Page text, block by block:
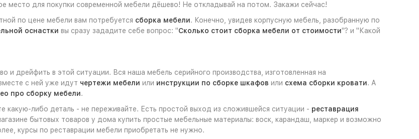
место для покупки современной мебели дёшево! Не откладывай на потом. Закажи сейчас!
по цене мебели вам потребуется сборка мебели. Конечно, увидев корпусную мебель, разобранную по
оснастки вы сразу зададите себе вопрос: "Сколько стоит сборка мебели от стоимости"? и "Какой
дрейфить в этой ситуации. Вся наша мебель серийного производства, изготовленная на
с ней уже идут чертежи мебели или инструкции по сборке шкафов или схема сборки кровати. А
про сборку мебели.
какую-либо деталь - не переживайте. Есть простой выход из сложившейся ситуации - реставрация
бытовых товаров у дома купить простые мебельные материалы: воск, карандаш, маркер и возможно
курсы по реставрации мебели приобретать не нужно.